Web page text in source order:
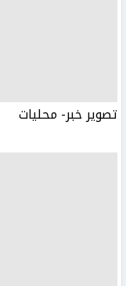
تصوير خبر- محليات